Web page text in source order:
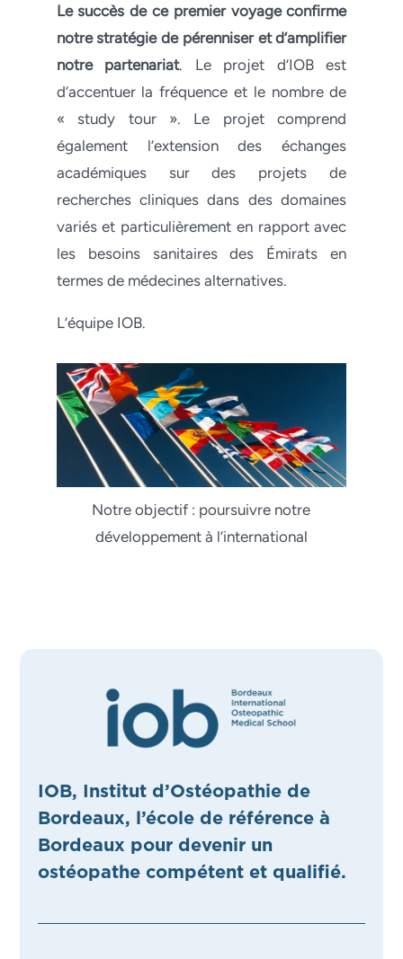
Le succès de ce premier voyage confirme
notre stratégie de pérenniser et d’amplifier
notre partenariat. Le projet d’IOB est
d’accentuer la fréquence et le nombre de
« study tour ». Le projet comprend
également l’extension des échanges
académiques sur des projets de
recherches cliniques dans des domaines
variés et particulièrement en rapport avec
les besoins sanitaires des Émirats en
termes de médecines alternatives.
L’équipe IOB.
Notre objectif : poursuivre notre
développement à l’international
IOB, Institut d’Ostéopathie de
Bordeaux, l’école de référence à
Bordeaux pour devenir un
ostéopathe compétent et qualifié.